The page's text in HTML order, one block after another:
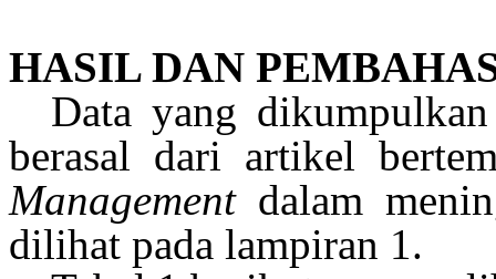
HASIL DAN
Data yang
berasal dari artikel
Managementdalam
dilihat pada lampiran 1.